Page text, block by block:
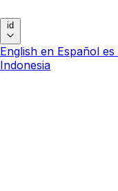
id
English en Español es
Indonesia